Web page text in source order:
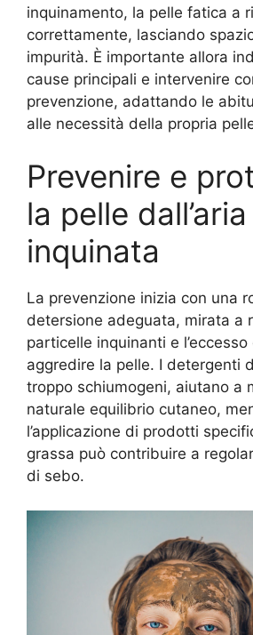
inquinamento, la pelle fatica a
correttamente, lasciando
impurità. È importante allora
cause principali e intervenire
prevenzione, adattando le
alle necessità della propria
Prevenire e
la pelle dall’aria
inquinata
La prevenzione inizia con una
detersione adeguata, mirata a
particelle inquinanti e
aggredire la pelle. I detergenti
troppo schiumogeni, aiutano a
naturale equilibrio cutaneo,
l’applicazione di prodotti
grassa può contribuire a
di sebo.